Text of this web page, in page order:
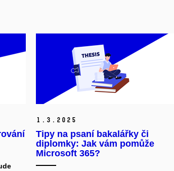
1. 3. 2025
Tipy na psaní bakalářky či
diplomky: Jak vám pomůže
Microsoft 365?